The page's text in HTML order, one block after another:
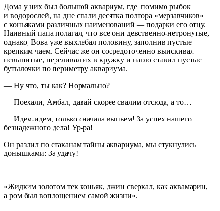
Дома у них был большой аквариум, где, помимо рыбок
и водорослей, на дне спали десятка полтора «мерзавчиков»
с коньяками различных наименований — подарки его отцу.
Наивный папа полагал, что все они девственно-нетронутые,
однако, Вова уже выхлебал половину, заполнив пустые
крепким чаем. Сейчас же он сосредоточенно выискивал
невыпитые, переливал их в кружку и нагло ставил пустые
бутылочки по периметру аквариума.
— Ну что, ты как? Нормально?
— Поехали, Амбал, давай скорее свалим отсюда, а то…
— Идем-идем, только сначала выпьем! За успех нашего
безнадежного дела! Ур-ра!
Он разлил по стаканам тайны аквариума, мы стукнулись
донышками: За удачу!
«Жидким золотом тек коньяк, джин сверкал, как аквамарин,
а ром был воплощением самой жизни».